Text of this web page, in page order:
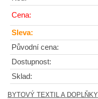
Cena:
Sleva:
Původní cena:
Dostupnost:
Sklad:
BYTOVÝ TEXTIL A DOPLŇKY